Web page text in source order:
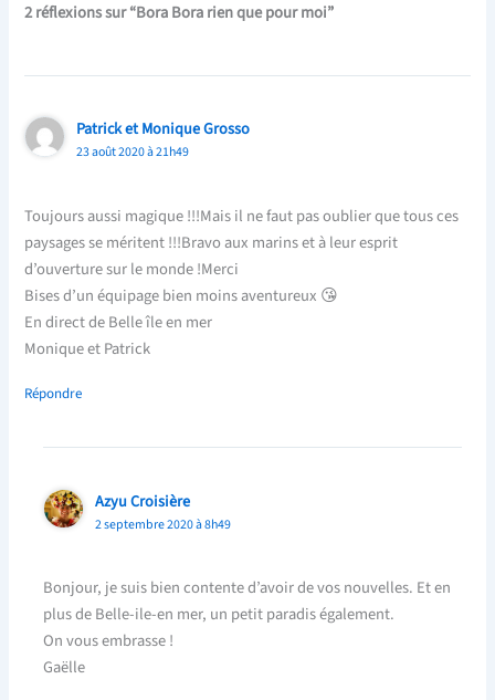
2 réflexions sur “Bora Bora rien que pour moi”
Patrick et Monique Grosso
23 août 2020 à 21h49
Toujours aussi magique !!!Mais il ne faut pas oublier que tous ces
paysages se méritent !!!Bravo aux marins et à leur esprit
d’ouverture sur le monde !Merci
Bises d’un équipage bien moins aventureux 😘
En direct de Belle île en mer
Monique et Patrick
Répondre
Azyu Croisière
2 septembre 2020 à 8h49
Bonjour, je suis bien contente d’avoir de vos nouvelles. Et en
plus de Belle-ile-en mer, un petit paradis également.
On vous embrasse !
Gaëlle